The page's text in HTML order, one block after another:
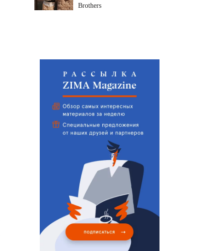
Brothers